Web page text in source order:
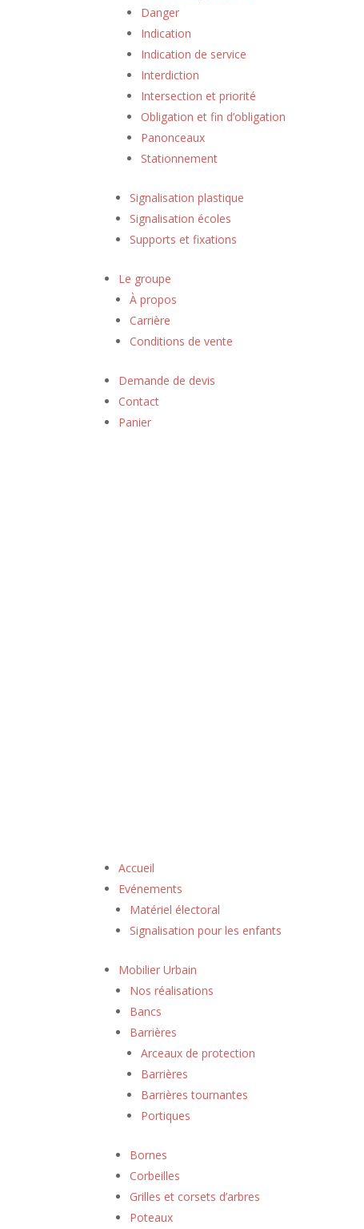
Danger
Indication
Indication de service
Interdiction
Intersection et priorité
Obligation et fin d’obligation
Panonceaux
Stationnement
Signalisation plastique
Signalisation écoles
Supports et fixations
Le groupe
À propos
Carrière
Conditions de vente
Demande de devis
Contact
Panier
Accueil
Evénements
Matériel électoral
Signalisation pour les enfants
Mobilier Urbain
Nos réalisations
Bancs
Barrières
Arceaux de protection
Barrières
Barrières tournantes
Portiques
Bornes
Corbeilles
Grilles et corsets d’arbres
Poteaux